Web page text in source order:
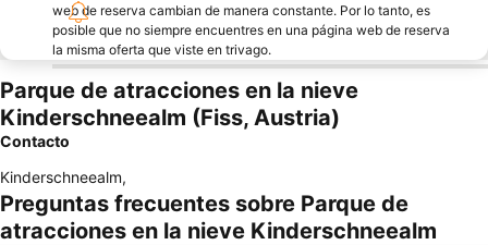
web de reserva cambian de manera constante. Por lo tanto, es
posible que no siempre encuentres en una página web de reserva
la misma oferta que viste en trivago.
Parque de atracciones en la nieve
Kinderschneealm (Fiss, Austria)
Contacto
Kinderschneealm,
Preguntas frecuentes sobre Parque de
atracciones en la nieve Kinderschneealm